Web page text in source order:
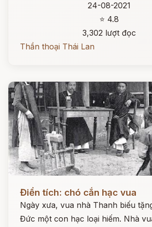
24-08-2021
⭐ 4.8
3,302 lượt đọc
Thần thoại Thái Lan
Đọc ngay
Điển tích: chó cắn hạc vua
Ngày xưa, vua nhà Thanh biếu
Đức một con hạc loại hiếm. Nhà